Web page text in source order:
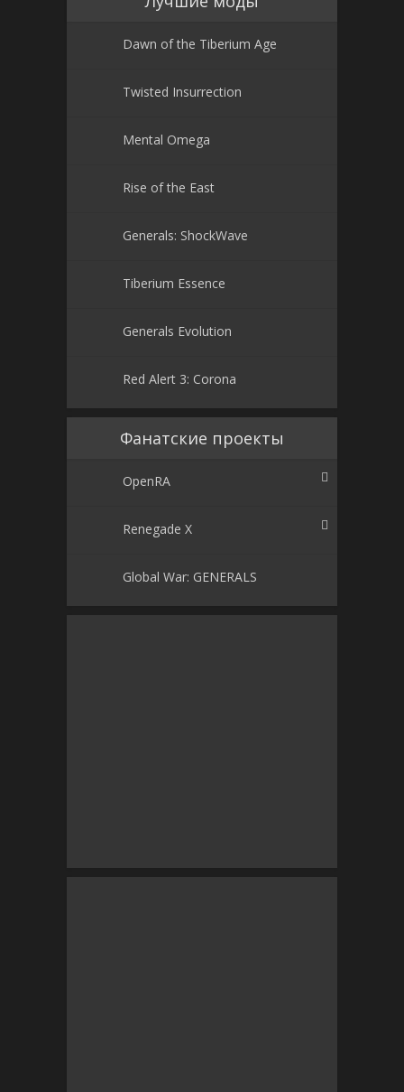
Dawn of the Tiberium Age
Twisted Insurrection
Mental Omega
Rise of the East
Generals: ShockWave
Tiberium Essence
Generals Evolution
Red Alert 3: Corona
Фанатские проекты
OpenRA
Renegade X
Global War: GENERALS